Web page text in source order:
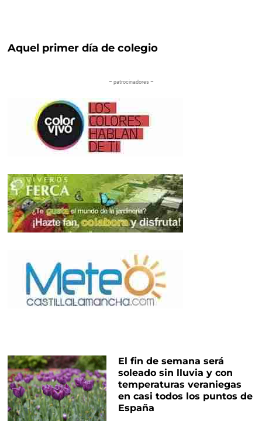
Aquel primer día de colegio
– patrocinadores –
El fin de semana será
soleado sin lluvia y con
temperaturas veraniegas
en casi todos los puntos de
España